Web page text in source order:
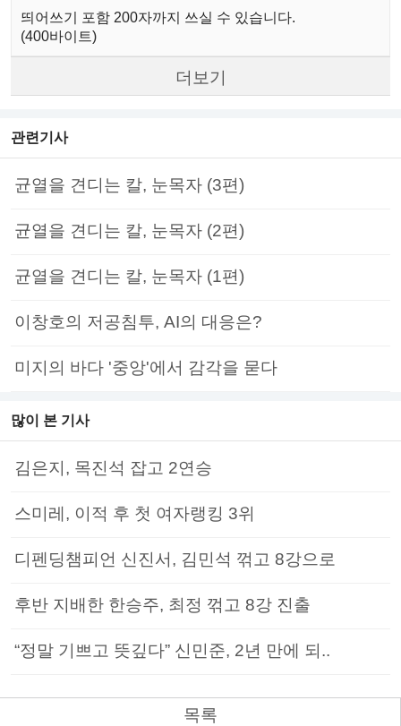
띄어쓰기 포함 200자까지 쓰실 수 있습니다.
(400바이트)
더보기
관련기사
균열을 견디는 칼, 눈목자 (3편)
균열을 견디는 칼, 눈목자 (2편)
균열을 견디는 칼, 눈목자 (1편)
이창호의 저공침투, AI의 대응은?
미지의 바다 '중앙'에서 감각을 묻다
많이 본 기사
김은지, 목진석 잡고 2연승
스미레, 이적 후 첫 여자랭킹 3위
디펜딩챔피언 신진서, 김민석 꺾고 8강으로
후반 지배한 한승주, 최정 꺾고 8강 진출
“정말 기쁘고 뜻깊다” 신민준, 2년 만에 되..
목록